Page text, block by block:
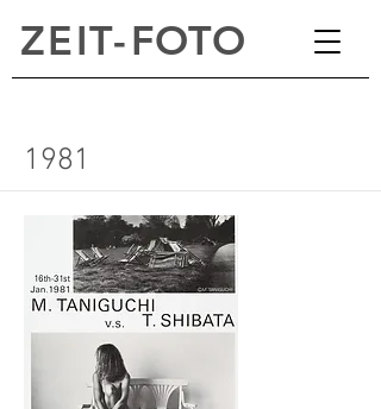
ZEIT-FOTO
1981